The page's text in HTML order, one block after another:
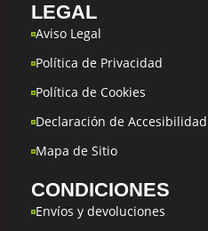
LEGAL
Aviso Legal
Política de Privacidad
Política de Cookies
Declaración de Accesibilidad
Mapa de Sitio
CONDICIONES
Envíos y devoluciones